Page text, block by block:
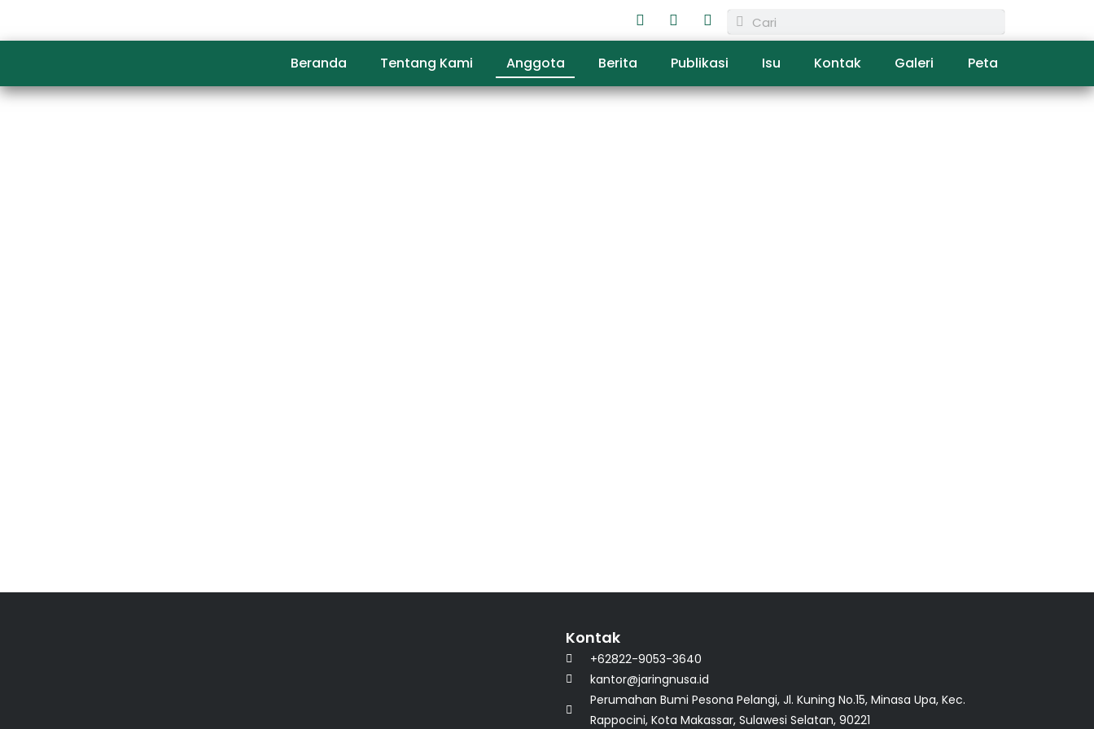
Beranda Tentang Kami Anggota Berita Publikasi Isu Kontak Galeri Peta
Kontak
+62822-9053-3640
kantor@jaringnusa.id
Perumahan Bumi Pesona Pelangi, Jl. Kuning No.15, Minasa Upa, Kec.
Rappocini, Kota Makassar, Sulawesi Selatan, 90221